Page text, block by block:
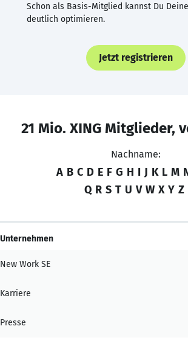
Schon als Basis-Mitglied kannst Du
deutlich optimieren.
Jetzt registrieren
21 Mio. XING Mitglieder,
Nachname:
A B C D E F G H I J K L M
Q R S T U V W X Y Z
Unternehmen
New Work SE
Karriere
Presse